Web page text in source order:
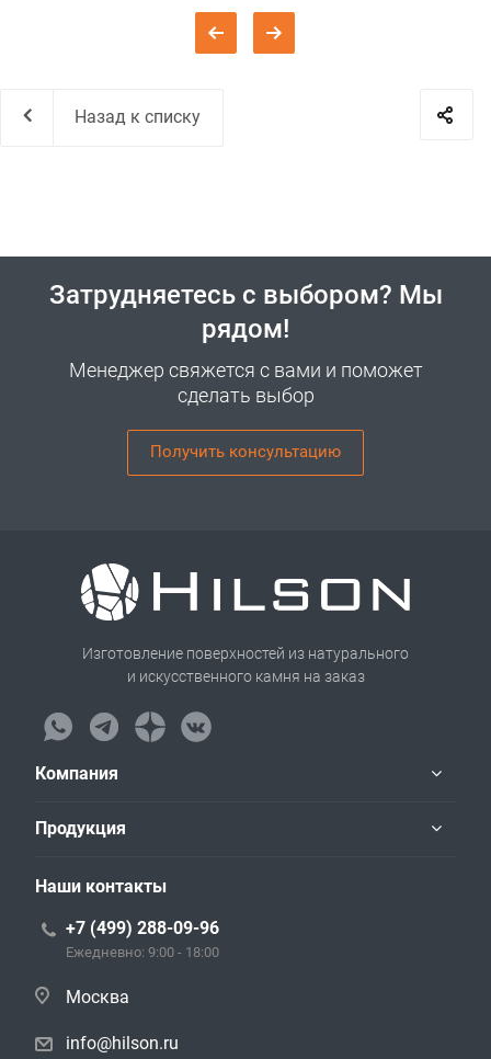
Назад к списку
Затрудняетесь с выбором? Мы
рядом!
Менеджер свяжется с вами и поможет
сделать выбор
Получить консультацию
Изготовление поверхностей из натурального
и искусственного камня на заказ
Компания
Продукция
Наши контакты
+7 (499) 288-09-96
Ежедневно: 9:00 - 18:00
Москва
info@hilson.ru